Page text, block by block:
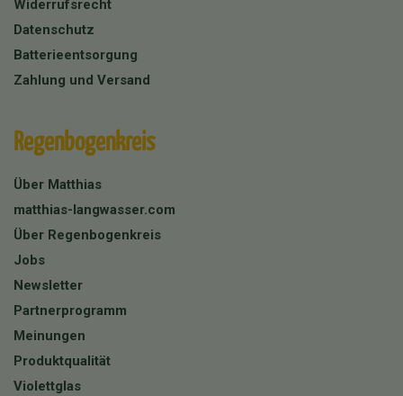
Widerrufsrecht
Datenschutz
Batterieentsorgung
Zahlung und Versand
Regenbogenkreis
Über Matthias
matthias-langwasser.com
Über Regenbogenkreis
Jobs
Newsletter
Partnerprogramm
Meinungen
Produktqualität
Violettglas